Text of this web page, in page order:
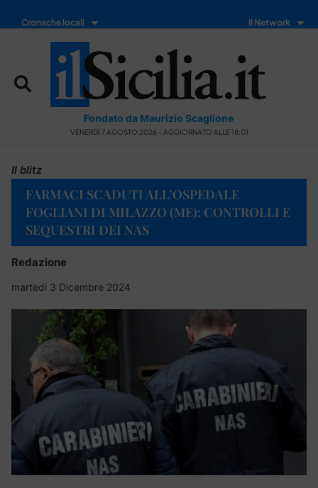
Cronache locali Il Network
Fondato da Maurizio Scaglione
VENERDÌ 7 AGOSTO 2026 - AGGIORNATO ALLE 18:01
Il blitz
FARMACI SCADUTI ALL’OSPEDALE
FOGLIANI DI MILAZZO (ME): CONTROLLI E
SEQUESTRI DEI NAS
Redazione
martedì 3 Dicembre 2024